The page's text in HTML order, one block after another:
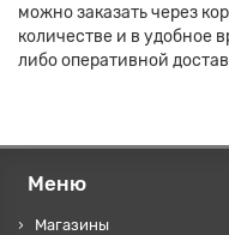
можно заказать через
количестве и в удобное
либо оперативной
Меню
Магазины